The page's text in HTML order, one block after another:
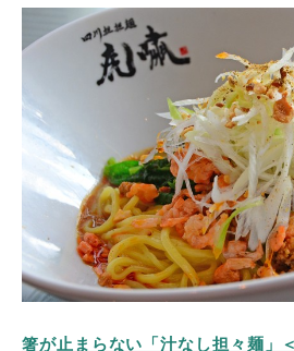
箸が止まらない「汁なし担々麺